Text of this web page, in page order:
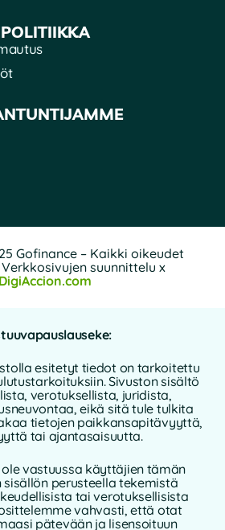
POLITIIKKA
Gofinance – Kaikki oikeudet
suunnittelu x
DigiAccion.com
esitetyt tiedot on tarkoitettu
Sivuston sisältö
verotuksellista, juridista,
eikä sitä tule tulkita
tietojen paikkansapitävyyttä,
tai ajantasaisuutta.
ole vastuussa käyttäjien tämän
perusteella tekemistä
tai verotuksellisista
vahvasti, että otat
pätevään ja lisensoituun